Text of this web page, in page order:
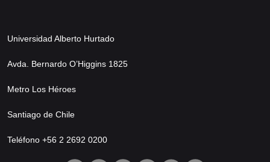
Universidad Alberto Hurtado
Avda. Bernardo O’Higgins 1825
Metro Los Héroes
Santiago de Chile
Teléfono +56 2 2692 0200